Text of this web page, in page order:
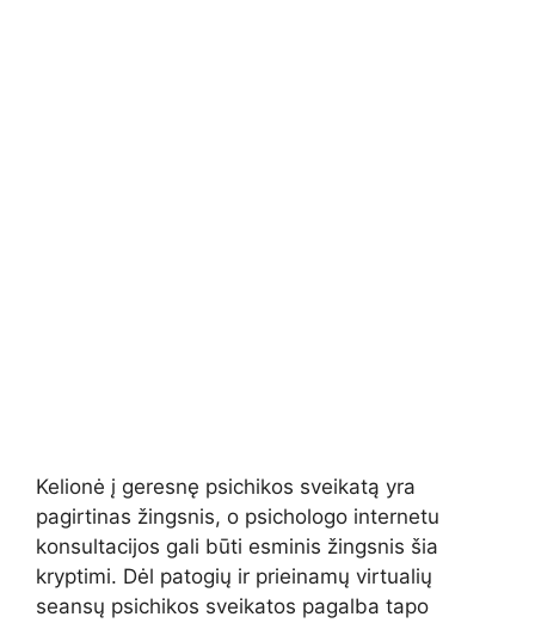
Kelionė į geresnę psichikos sveikatą yra
pagirtinas žingsnis, o psichologo internetu
konsultacijos gali būti esminis žingsnis šia
kryptimi. Dėl patogių ir prieinamų virtualių
seansų psichikos sveikatos pagalba tapo